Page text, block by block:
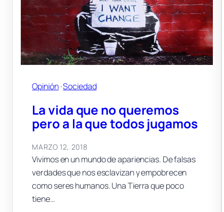
Opinión · Sociedad
La vida que no queremos
pero a la que todos jugamos
MARZO 12, 2018
Vivimos en un mundo de apariencias. De falsas
verdades que nos esclavizan y empobrecen
como seres humanos. Una Tierra que poco
tiene…